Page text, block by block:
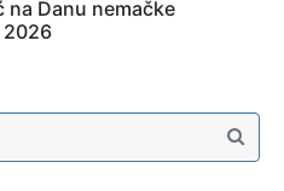
na Danu nemačke
2026